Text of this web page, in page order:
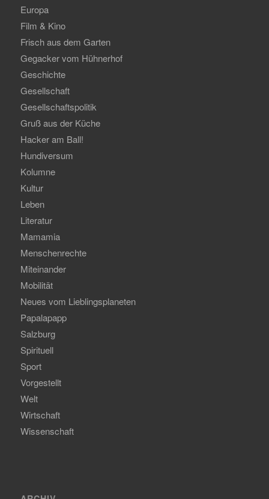
Europa
Film & Kino
Frisch aus dem Garten
Gegacker vom Hühnerhof
Geschichte
Gesellschaft
Gesellschaftspolitik
Gruß aus der Küche
Hacker am Ball!
Hundiversum
Kolumne
Kultur
Leben
Literatur
Mamamia
Menschenrechte
Miteinander
Mobilität
Neues vom Lieblingsplaneten
Papalapapp
Salzburg
Spirituell
Sport
Vorgestellt
Welt
Wirtschaft
Wissenschaft